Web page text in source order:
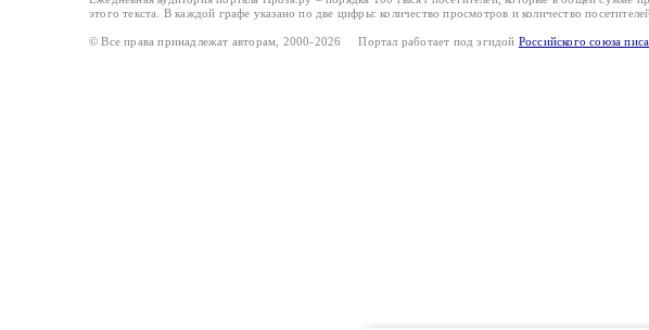
этого текста. В каждой графе указано по две цифры: количество просмотров и количество
© Все права принадлежат авторам, 2000-2026 Портал работает под эгидой Российского союза